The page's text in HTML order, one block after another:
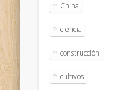
China
ciencia
construcción
cultivos